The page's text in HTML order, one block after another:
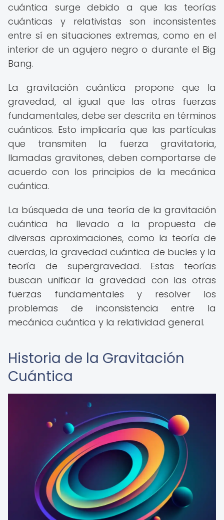
cuántica surge debido a que las teorías
cuánticas y relativistas son inconsistentes
entre sí en situaciones extremas, como en el
interior de un agujero negro o durante el Big
Bang.
La gravitación cuántica propone que la
gravedad, al igual que las otras fuerzas
fundamentales, debe ser descrita en términos
cuánticos. Esto implicaría que las partículas
que transmiten la fuerza gravitatoria,
llamadas gravitones, deben comportarse de
acuerdo con los principios de la mecánica
cuántica.
La búsqueda de una teoría de la gravitación
cuántica ha llevado a la propuesta de
diversas aproximaciones, como la teoría de
cuerdas, la gravedad cuántica de bucles y la
teoría de supergravedad. Estas teorías
buscan unificar la gravedad con las otras
fuerzas fundamentales y resolver los
problemas de inconsistencia entre la
mecánica cuántica y la relatividad general.
Historia de la Gravitación
Cuántica